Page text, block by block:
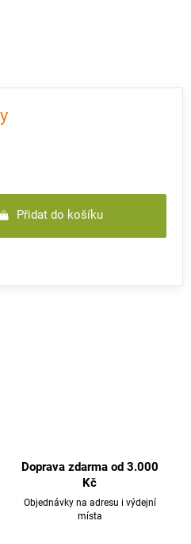
Přidat do košíku
Doprava zdarma od 3.000
Kč
Objednávky na adresu i výdejní
místa